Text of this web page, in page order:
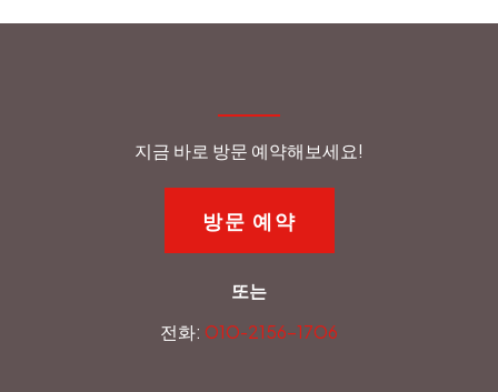
지금 바로 방문 예약해보세요!
방문 예약
또는
전화: O1O-2156-17O6